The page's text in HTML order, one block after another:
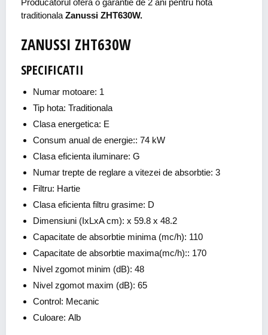
Producatorul ofera o garantie de 2 ani pentru hota
traditionala Zanussi ZHT630W.
ZANUSSI ZHT630W
SPECIFICATII
Numar motoare: 1
Tip hota: Traditionala
Clasa energetica: E
Consum anual de energie:: 74 kW
Clasa eficienta iluminare: G
Numar trepte de reglare a vitezei de absorbtie: 3
Filtru: Hartie
Clasa eficienta filtru grasime: D
Dimensiuni (IxLxA cm): x 59.8 x 48.2
Capacitate de absorbtie minima (mc/h): 110
Capacitate de absorbtie maxima(mc/h):: 170
Nivel zgomot minim (dB): 48
Nivel zgomot maxim (dB): 65
Control: Mecanic
Culoare: Alb